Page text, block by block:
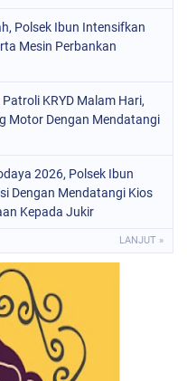
Polsek Ibun Intensifkan
Mesin Perbankan
KRYD Malam Hari,
Motor Dengan Mendatangi
2026, Polsek Ibun
Dengan Mendatangi Kios
Kepada Jukir
LANJUT »